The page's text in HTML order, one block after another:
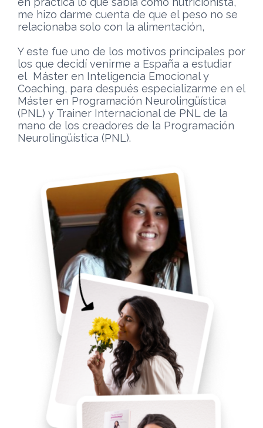
me hizo darme cuenta de que el peso no se
relacionaba solo con la alimentación,
Y este fue uno de los motivos principales por
los que decidí venirme a España a estudiar
el Máster en Inteligencia Emocional y
Coaching, para después especializarme en el
Máster en Programación Neurolingüística
(PNL) y Trainer Internacional de PNL de la
mano de los creadores de la Programación
Neurolingüística (PNL).